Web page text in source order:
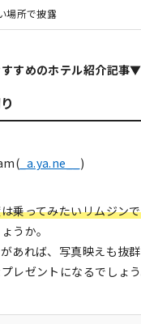
場所で披露
すめのホテル紹介記事▼
_a.ya.ne__ )
乗ってみたいリムジン
うか。
あれば、写真映えも抜群
レゼントになるでしょう